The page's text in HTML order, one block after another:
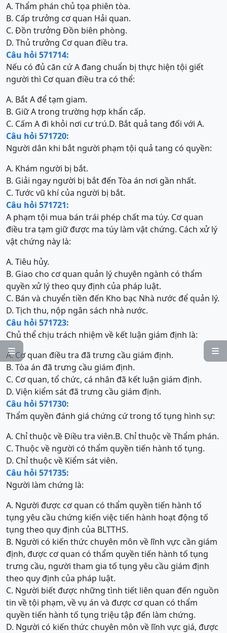


A. Thẩm phán chủ tọa phiên tòa.
B. Cấp trưởng cơ quan Hải quan.
C. Đồn trưởng Đồn biên phòng.
D. Thủ trưởng Cơ quan điều tra.
Câu hỏi 571714:
Nếu có đủ căn cứ A đang chuẩn bị thực hiện tội giết
người thì Cơ quan điều tra có thể:
A. Bắt A để tạm giam.
B. Giữ A trong trường hợp khẩn cấp.
C. Cấm A đi khỏi nơi cư trú.D. Bắt quả tang đối với A.
Câu hỏi 571720:
Người dân khi bắt người phạm tội quả tang có quyền:
A. Khám người bị bắt.
B. Giải ngay người bị bắt đến Tòa án nơi gần nhất.
C. Tước vũ khí của người bị bắt.
Câu hỏi 571721:
A phạm tội mua bán trái phép chất ma túy. Cơ quan
điều tra tạm giữ được ma túy làm vật chứng. Cách xử lý
vật chứng này là:
A. Tiêu hủy.
B. Giao cho cơ quan quản lý chuyên ngành có thẩm
quyền xử lý theo quy định của pháp luật.
C. Bán và chuyển tiền đến Kho bạc Nhà nước để quản lý.
D. Tịch thu, nộp ngân sách nhà nước.
Câu hỏi 571723:
Chủ thể chịu trách nhiệm về kết luận giám định là:
A. Cơ quan điều tra đã trưng cầu giám định.
B. Tòa án đã trưng cầu giám định.
C. Cơ quan, tổ chức, cá nhân đã kết luận giám định.
D. Viện kiểm sát đã trưng cầu giám định.
Câu hỏi 571730:
Thẩm quyền đánh giá chứng cứ trong tố tụng hình sự:
A. Chỉ thuộc về Điều tra viên.B. Chỉ thuộc về Thẩm phán.
C. Thuộc về người có thẩm quyền tiến hành tố tụng.
D. Chỉ thuộc về Kiểm sát viên.
Câu hỏi 571735:
Người làm chứng là:
A. Người được cơ quan có thẩm quyền tiến hành tố
tụng yêu cầu chứng kiến việc tiến hành hoạt động tố
tụng theo quy định của BLTTHS.
B. Người có kiến thức chuyên môn về lĩnh vực cần giám
định, được cơ quan có thẩm quyền tiến hành tố tụng
trưng cầu, người tham gia tố tụng yêu cầu giám định
theo quy định của pháp luật.
C. Người biết được những tình tiết liên quan đến nguồn
tin về tội phạm, về vụ án và được cơ quan có thẩm
quyền tiến hành tố tụng triệu tập đến làm chứng.
D. Người có kiến thức chuyên môn về lĩnh vực giá, được